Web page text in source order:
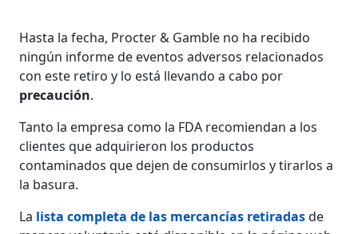
Hasta la fecha, Procter & Gamble no ha recibido
ningún informe de eventos adversos relacionados
con este retiro y lo está llevando a cabo por
precaución.
Tanto la empresa como la FDA recomiendan a los
clientes que adquirieron los productos
contaminados que dejen de consumirlos y tirarlos a
la basura.
La lista completa de las mercancías retiradasde